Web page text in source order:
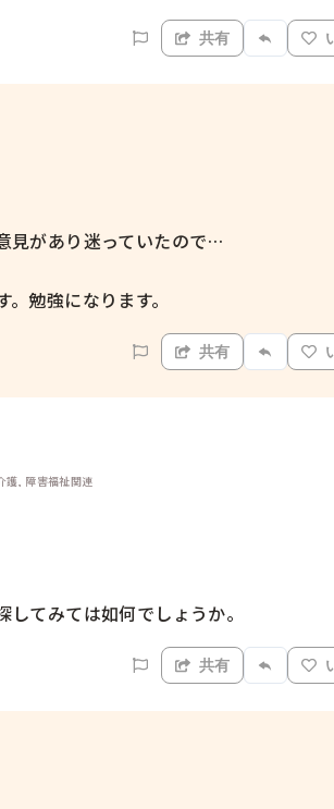
共有
見があり迷っていたので…
勉強になります。
共有
護, 障害福祉関連
てみては如何でしょうか。
共有